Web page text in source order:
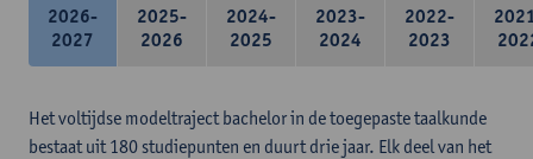
2026-
2027
2025-
2026
2024-
2025
2023-
2024
2022-
2023
Het voltijdse modeltraject bachelor in de toegepaste taalkunde
bestaat uit 180 studiepunten en duurt drie jaar. Elk deel van het